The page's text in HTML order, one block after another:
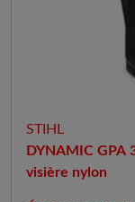
STIHL
DYNAMIC GPA
visière nylon